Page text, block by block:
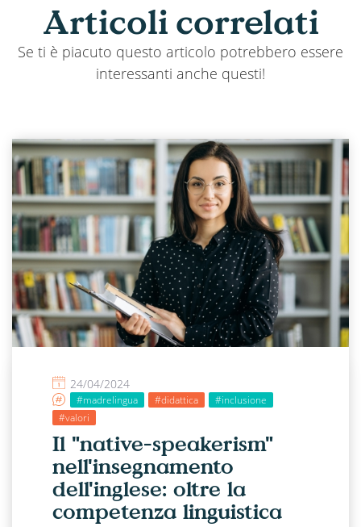
Articoli correlati
Se ti è piacuto questo articolo potrebbero essere
interessanti anche questi!
24/04/2024
#madrelingua #didattica
#inclusione
#valori
Il "native-speakerism"
nell'insegnamento
dell'inglese: oltre la
competenza linguistica